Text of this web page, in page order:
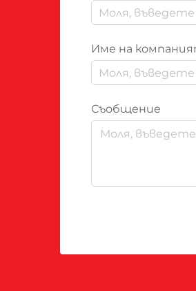
Име на
Съобщение